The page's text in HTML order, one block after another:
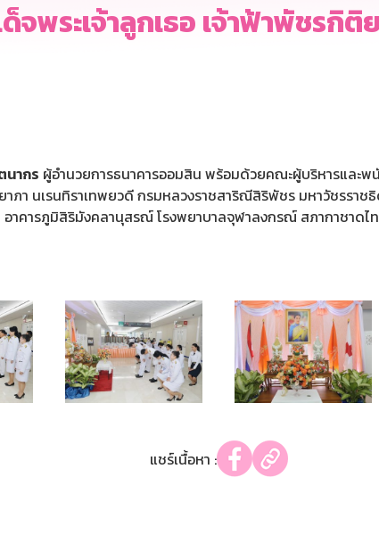
พระเจ้าลูกเธอ เจ้าฟ้าพัชรกิติ
ากร ผู้อำนวยการธนาคารออมสิน พร้อมด้วยคณะผู้บริหารและ
ภา นเรนทิราเทพยวดี กรมหลวงราชสาริณีสิริพัชร มหาวัชรราช
อาคารภูมิสิริมังคลานุสรณ์ โรงพยาบาลจุฬาลงกรณ์ สภากาชาดไ
แชร์เนื้อหา :